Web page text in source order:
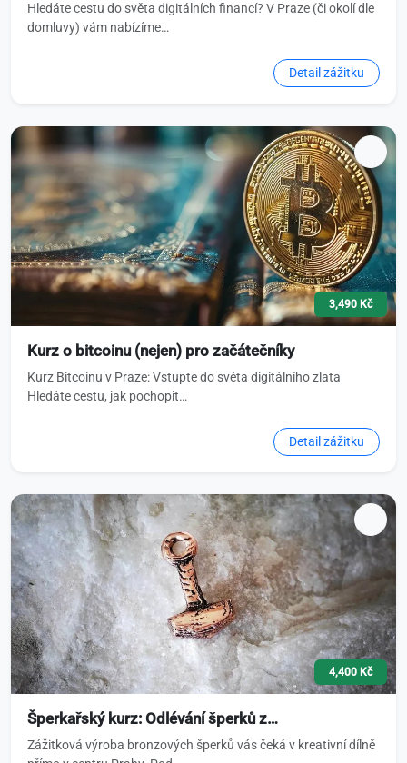
Hledáte cestu do světa digitálních financí? V Praze (či okolí dle
domluvy) vám nabízíme…
Detail zážitku
3,490 Kč
Kurz o bitcoinu (nejen) pro začátečníky
Kurz Bitcoinu v Praze: Vstupte do světa digitálního zlata
Hledáte cestu, jak pochopit…
Detail zážitku
4,400 Kč
Šperkařský kurz: Odlévání šperků z…
Zážitková výroba bronzových šperků vás čeká v kreativní dílně